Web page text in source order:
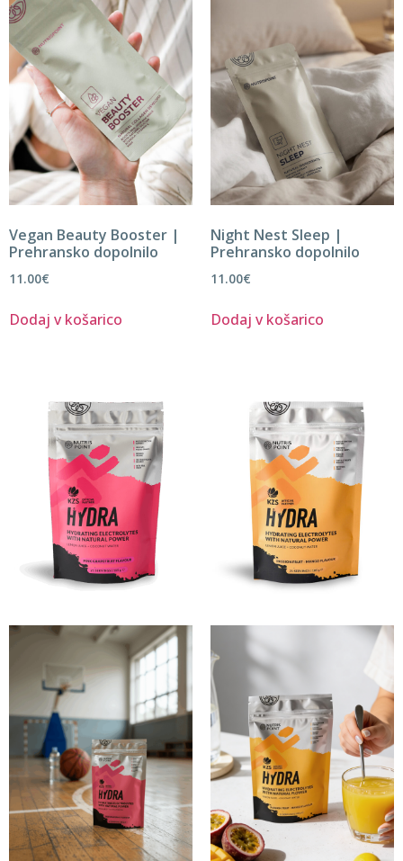
Vegan Beauty Booster |
Prehransko dopolnilo
11.00€
Dodaj v košarico
Night Nest Sleep |
Prehransko dopolnilo
11.00€
Dodaj v košarico